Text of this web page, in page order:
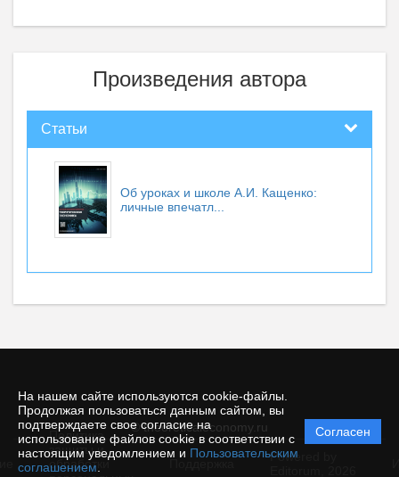
На нашем сайте используются cookie-файлы.
Продолжая пользоваться данным сайтом, вы
подтверждаете свое согласие на
использование файлов cookie в соответствии с
настоящим уведомлением и Пользовательским
соглашением
Согласен
Произведения автора
Статьи
Об уроках и школе А.И. Кащенко:
личные впечатл...
© theoreticaleconomy.ru
Политика
защиты и
обработки
Powered by